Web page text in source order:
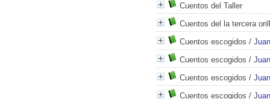
Cuentos del Taller
Cuentos del la tercera
Cuentos escogidos /
Cuentos escogidos /
Cuentos escogidos /
Cuentos escogidos /